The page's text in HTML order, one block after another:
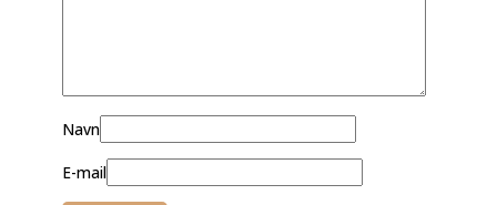
Navn
E-mail